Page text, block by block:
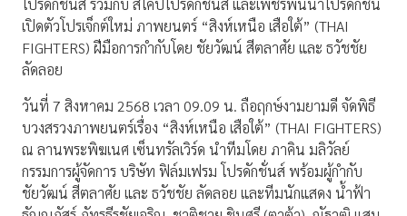
โปรดักชั่นส์ ร่วมกับ สโคปโปรดักชั่นส์ และเพชรพันนาโปรดักชั่น
เปิดตัวโปรเจ็กต์ใหม่ ภาพยนตร์ “สิงห์เหนือ เสือใต้” (THAI
FIGHTERS) ฝีมือการกำกับโดย ชัยวัฒน์ สีตลาศัย และ ธวัชชัย
ลัดลอย
วันที่ 7 สิงหาคม 2568 เวลา 09.09 น. ถือฤกษ์งามยามดี จัดพิธี
บวงสรวงภาพยนตร์เรื่อง “สิงห์เหนือ เสือใต้” (THAI FIGHTERS)
ณ ลานพระพิฆเนศ เซ็นทรัลเวิร์ด นำทีมโดย ภาคิน มลิวัลย์
กรรมการผู้จัดการ บริษัท ฟิล์มเฟรม โปรดักชั่นส์ พร้อมผู้กำกับ
ชัยวัฒน์ สีตลาศัย และ ธวัชชัย ลัดลอย และทีมนักแสดง น้ำฟ้า